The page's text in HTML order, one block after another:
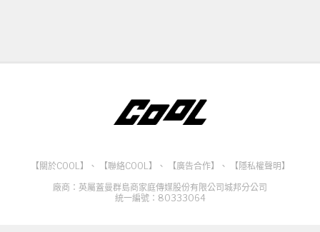
【關於COOL】 、 【聯絡COOL】 、 【廣告合作】 、
【隱私權聲明】
廠商：英屬蓋曼群島商家庭傳媒股份有限公司城邦分公司
統一編號：80333064